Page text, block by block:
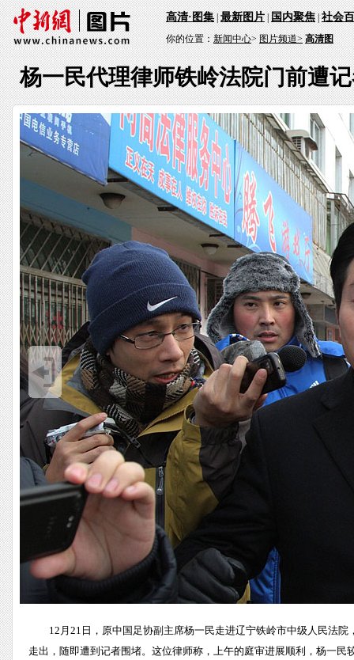
高清·图集|最新图片|国内聚焦|社会
你的位置：新闻中心>图片频道> 高清图
杨一民代理律师铁岭法院门前遭
12月21日，原中国足协副主席杨一民走进辽宁铁岭市中级人民法
走出，随即遭到记者围堵。这位律师称，上午的庭审进展顺利，杨一